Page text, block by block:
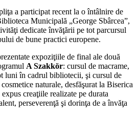
a participat recent la o întâlnire de
Municipală „George Sbârcea”,
dedicate învăţării pe tot parcursul
de bune practici europene.
expoziţiile de final ale două
A Szakkör: cursul de macrame,
luni în cadrul bibliotecii, şi cursul de
naturale, desfăşurat la Biserica
creaţiile realizate pe durata
perseverenţă şi dorinţa de a învăţa